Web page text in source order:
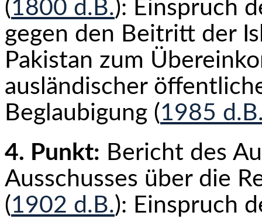
(1800 d.B.): Einspruch
gegen den Beitritt der
Pakistan zum
ausländischer
Beglaubigung (1985
4. Punkt: Bericht des
Ausschusses über die
(1902 d.B.): Einspruch